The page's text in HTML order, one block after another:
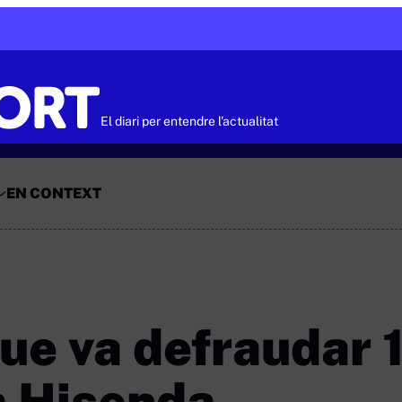
El diari per entendre l'actualitat
EN CONTEXT
va defraudar